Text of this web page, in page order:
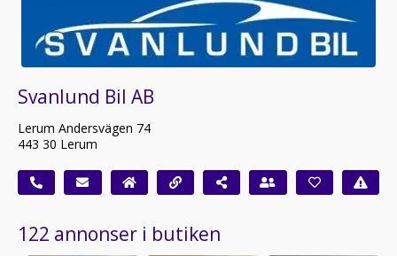
Svanlund Bil AB
Lerum Andersvägen 74
443 30 Lerum
122 annonser i butiken